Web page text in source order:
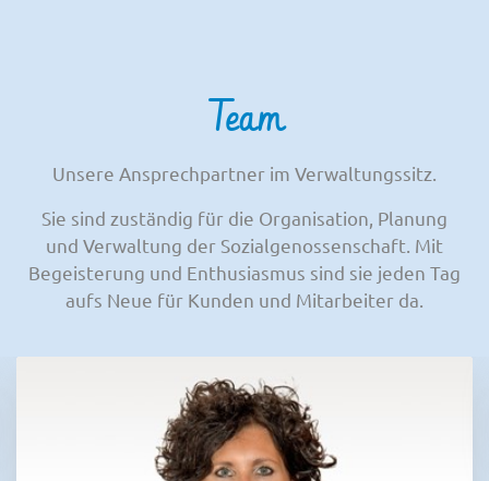
Team
Unsere Ansprechpartner im Verwaltungssitz.
Sie sind zuständig für die Organisation, Planung
und Verwaltung der Sozialgenossenschaft. Mit
Begeisterung und Enthusiasmus sind sie jeden Tag
aufs Neue für Kunden und Mitarbeiter da.